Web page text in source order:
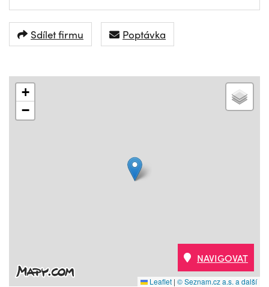
Sdílet firmu Poptávka
+
−
Leaflet | © Seznam.cz a.s. a další
NAVIGOVAT